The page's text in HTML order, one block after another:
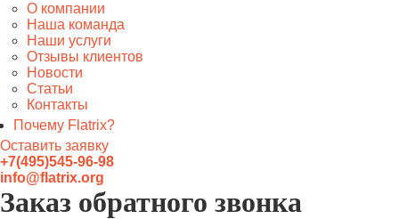
О компании
Наша команда
Наши услуги
Отзывы клиентов
Новости
Статьи
Контакты
Почему Flatrix?
Оставить заявку
+7(495)545-96-98
info@flatrix.org
Заказ обратного звонка